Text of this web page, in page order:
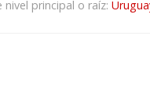
nivel principal o raíz: